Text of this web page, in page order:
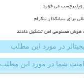
برچسب می خورد
برای بنیانگذار تلگرام
هوش مصنوعی امن تشکیل دادند
در مورد این مطلب
شما در مورد این مطلب